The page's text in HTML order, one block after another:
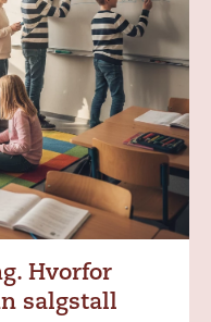
Hvorfor
salgstall